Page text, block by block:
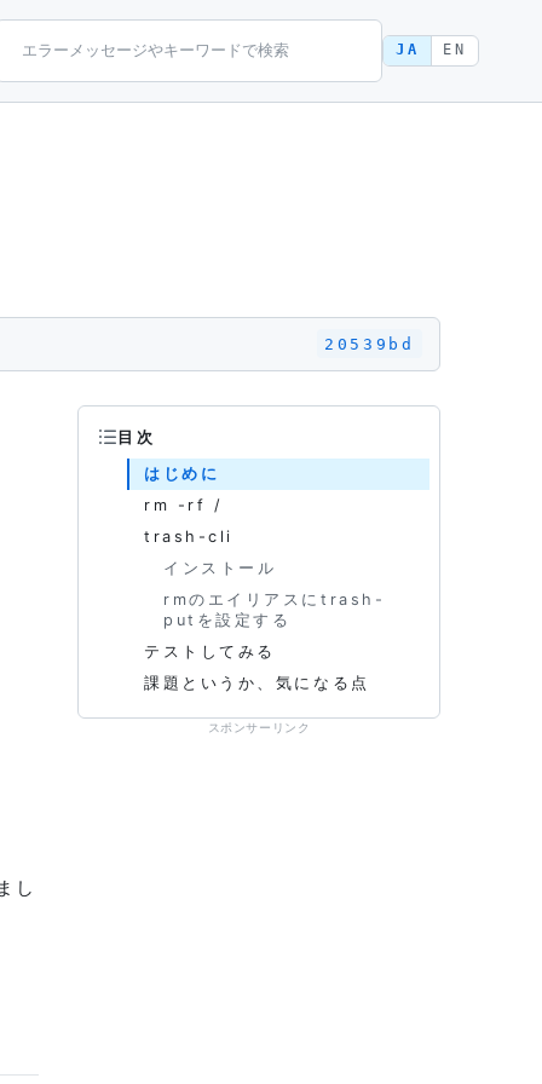
JA EN
20539bd
し
目次
はじめに
rm -rf /
trash-cli
インストール
rmのエイリアスにtrash-
putを設定する
テストしてみる
課題というか、気になる点
スポンサーリンク